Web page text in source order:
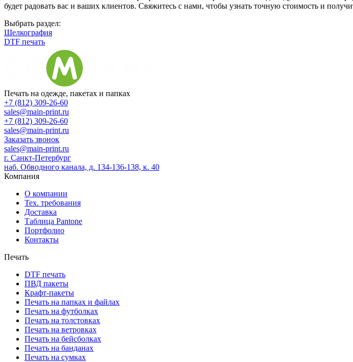
будет радовать вас и ваших клиентов. Свяжитесь с нами, чтобы узнать точную стоимость и
Выбрать раздел:
Шелкография
DTF печать
Печать на одежде, пакетах и папках
+7 (812) 309-26-60
sales@main-print.ru
+7 (812) 309-26-60
sales@main-print.ru
Заказать звонок
sales@main-print.ru
г. Санкт-Петербург
наб. Обводного канала, д. 134-136-138, к. 40
Компания
О компании
Тех. требования
Доставка
Таблица Pantone
Портфолио
Контакты
Печать
DTF печать
ПВД пакеты
Крафт-пакеты
Печать на папках и файлах
Печать на футболках
Печать на толстовках
Печать на ветровках
Печать на бейсболках
Печать на банданах
Печать на сумках